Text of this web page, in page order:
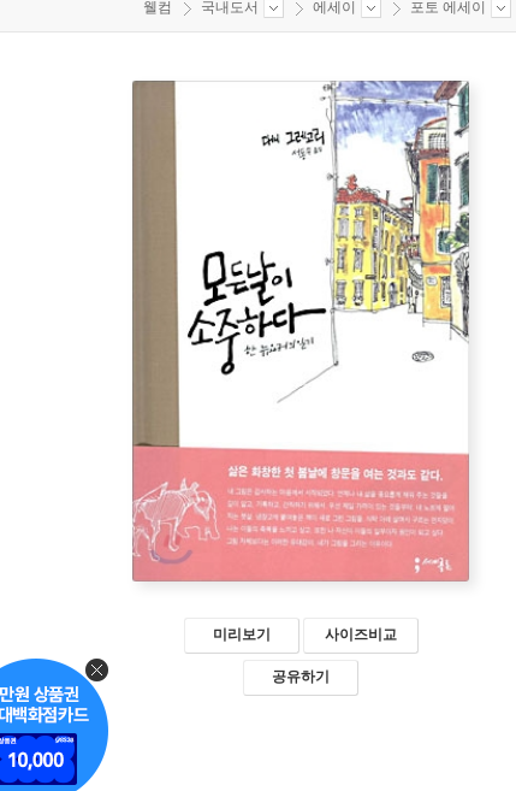
웰컴 국내도서 에세이 포토 에세이
미리보기 사이즈비교
공유하기